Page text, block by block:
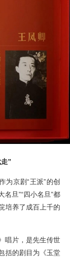
”
为京剧“王派”的创
名旦”“四小名旦”都
培养了成百上千的
唱片，是先生传世
括的剧目为《玉堂